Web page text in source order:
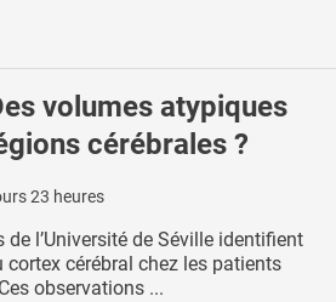
volumes atypiques
cérébrales ?
23 heures
l’Université de Séville identifient
cérébral chez les patients
observations ...